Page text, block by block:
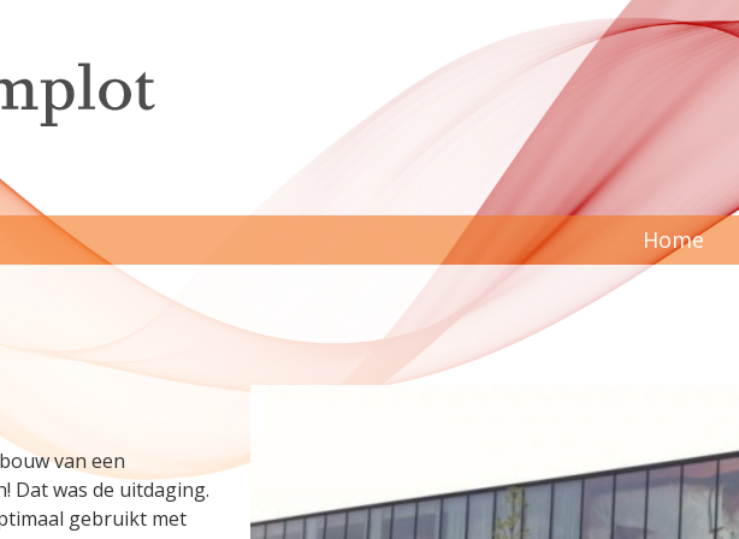
Home
van een
Dat was de uitdaging.
gebruikt met